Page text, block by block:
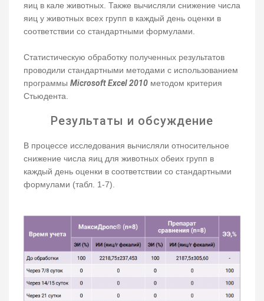
яиц в кале животных. Также вычисляли снижение числа
яиц у животных всех групп в каждый день оценки в
соответствии со стандартными формулами.
Статистическую обработку полученных результатов
проводили стандартными методами с использованием
программы Microsoft Excel 2010 методом критерия
Стьюдента.
Результаты и обсуждение
В процессе исследования вычисляли относительное
снижение числа яиц для животных обеих групп в
каждый день оценки в соответствии со стандартными
формулами (табл. 1-7).